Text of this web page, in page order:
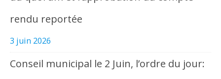
rendu reportée
3 juin 2026
Conseil municipal le 2 Juin, l’ordre du jour: